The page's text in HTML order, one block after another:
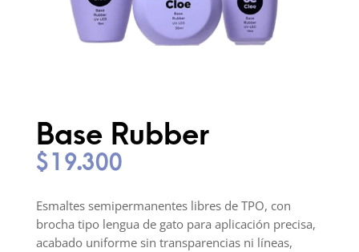
Base Rubber
$19.300
Esmaltes semipermanentes libres de TPO, con
brocha tipo lengua de gato para aplicación precisa,
acabado uniforme sin transparencias ni líneas,